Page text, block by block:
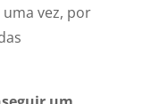
vez, por